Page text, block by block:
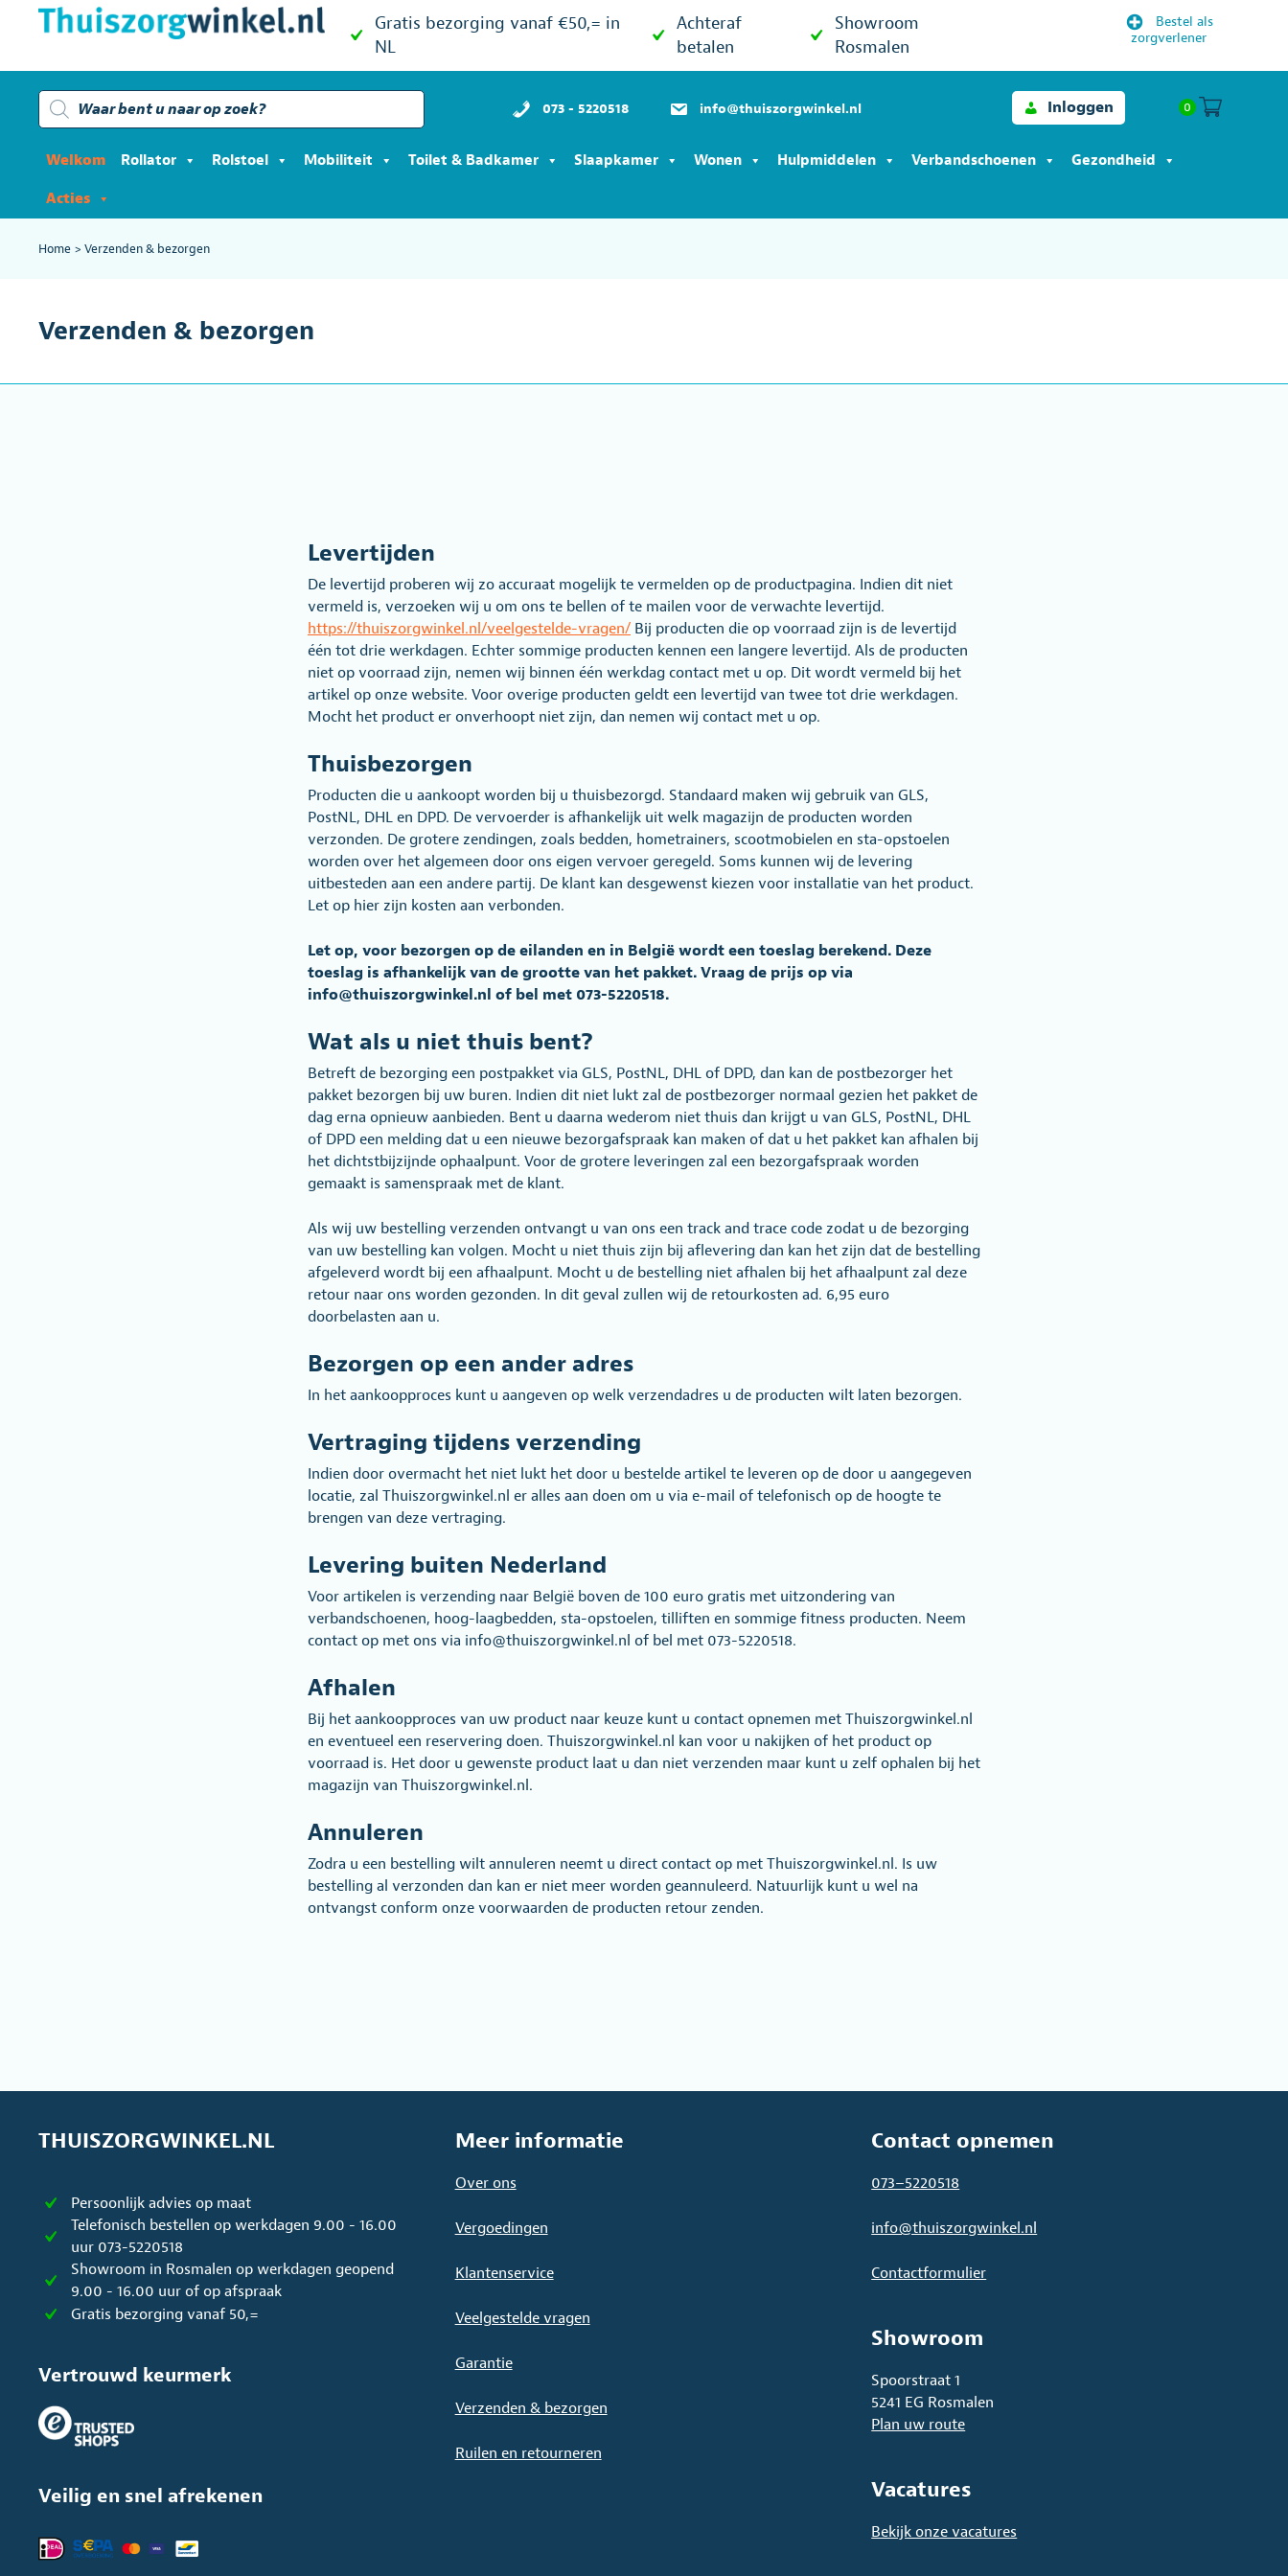
Gratis bezorging vanaf €50,= in
NL
Achteraf
betalen
Showroom
Rosmalen
Bestel als
zorgverlener
Producten
zoeken
073 - 5220518 info@thuiszorgwinkel.nl Inloggen 0
Welkom Rollator Rolstoel Mobiliteit Toilet & Badkamer Slaapkamer Wonen Hulpmiddelen Verbandschoenen Gezondheid
Acties
Home > Verzenden & bezorgen
Verzenden & bezorgen
Levertijden
De levertijd proberen wij zo accuraat mogelijk te vermelden op de productpagina. Indien dit niet
vermeld is, verzoeken wij u om ons te bellen of te mailen voor de verwachte levertijd.
https://thuiszorgwinkel.nl/veelgestelde-vragen/ Bij producten die op voorraad zijn is de levertijd
één tot drie werkdagen. Echter sommige producten kennen een langere levertijd. Als de producten
niet op voorraad zijn, nemen wij binnen één werkdag contact met u op. Dit wordt vermeld bij het
artikel op onze website. Voor overige producten geldt een levertijd van twee tot drie werkdagen.
Mocht het product er onverhoopt niet zijn, dan nemen wij contact met u op.
Thuisbezorgen
Producten die u aankoopt worden bij u thuisbezorgd. Standaard maken wij gebruik van GLS,
PostNL, DHL en DPD. De vervoerder is afhankelijk uit welk magazijn de producten worden
verzonden. De grotere zendingen, zoals bedden, hometrainers, scootmobielen en sta-opstoelen
worden over het algemeen door ons eigen vervoer geregeld. Soms kunnen wij de levering
uitbesteden aan een andere partij. De klant kan desgewenst kiezen voor installatie van het product.
Let op hier zijn kosten aan verbonden.
Let op, voor bezorgen op de eilanden en in België wordt een toeslag berekend. Deze
toeslag is afhankelijk van de grootte van het pakket. Vraag de prijs op via
info@thuiszorgwinkel.nl of bel met 073-5220518.
Wat als u niet thuis bent?
Betreft de bezorging een postpakket via GLS, PostNL, DHL of DPD, dan kan de postbezorger het
pakket bezorgen bij uw buren. Indien dit niet lukt zal de postbezorger normaal gezien het pakket de
dag erna opnieuw aanbieden. Bent u daarna wederom niet thuis dan krijgt u van GLS, PostNL, DHL
of DPD een melding dat u een nieuwe bezorgafspraak kan maken of dat u het pakket kan afhalen bij
het dichtstbijzijnde ophaalpunt. Voor de grotere leveringen zal een bezorgafspraak worden
gemaakt is samenspraak met de klant.
Als wij uw bestelling verzenden ontvangt u van ons een track and trace code zodat u de bezorging
van uw bestelling kan volgen. Mocht u niet thuis zijn bij aflevering dan kan het zijn dat de bestelling
afgeleverd wordt bij een afhaalpunt. Mocht u de bestelling niet afhalen bij het afhaalpunt zal deze
retour naar ons worden gezonden. In dit geval zullen wij de retourkosten ad. 6,95 euro
doorbelasten aan u.
Bezorgen op een ander adres
In het aankoopproces kunt u aangeven op welk verzendadres u de producten wilt laten bezorgen.
Vertraging tijdens verzending
Indien door overmacht het niet lukt het door u bestelde artikel te leveren op de door u aangegeven
locatie, zal Thuiszorgwinkel.nl er alles aan doen om u via e-mail of telefonisch op de hoogte te
brengen van deze vertraging.
Levering buiten Nederland
Voor artikelen is verzending naar België boven de 100 euro gratis met uitzondering van
verbandschoenen, hoog-laagbedden, sta-opstoelen, tilliften en sommige fitness producten. Neem
contact op met ons via info@thuiszorgwinkel.nl of bel met 073-5220518.
Afhalen
Bij het aankoopproces van uw product naar keuze kunt u contact opnemen met Thuiszorgwinkel.nl
en eventueel een reservering doen. Thuiszorgwinkel.nl kan voor u nakijken of het product op
voorraad is. Het door u gewenste product laat u dan niet verzenden maar kunt u zelf ophalen bij het
magazijn van Thuiszorgwinkel.nl.
Annuleren
Zodra u een bestelling wilt annuleren neemt u direct contact op met Thuiszorgwinkel.nl. Is uw
bestelling al verzonden dan kan er niet meer worden geannuleerd. Natuurlijk kunt u wel na
ontvangst conform onze voorwaarden de producten retour zenden.
THUISZORGWINKEL.NL
Persoonlijk advies op maat
Telefonisch bestellen op werkdagen 9.00 - 16.00
uur 073-5220518
Showroom in Rosmalen op werkdagen geopend
9.00 - 16.00 uur of op afspraak
Gratis bezorging vanaf 50,=
Vertrouwd keurmerk
Veilig en snel afrekenen
Meer informatie
Over ons
Vergoedingen
Klantenservice
Veelgestelde vragen
Garantie
Verzenden & bezorgen
Ruilen en retourneren
Contact opnemen
073–5220518
info@thuiszorgwinkel.nl
Contactformulier
Showroom
Spoorstraat 1
5241 EG Rosmalen
Plan uw route
Vacatures
Bekijk onze vacatures